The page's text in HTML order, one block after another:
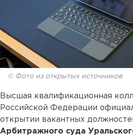
© Фото из открытых источников
Высшая квалификационная
Российской Федерации
открытии вакантных
Арбитражного суда